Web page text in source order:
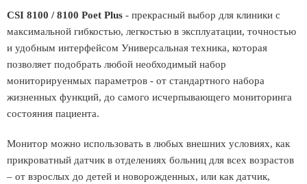
CSI 8100 / 8100 Poet Plus - прекрасный выбор для клиники с
максимальной гибкостью, легкостью в эксплуатации, точностью
и удобным интерфейсом Универсальная техника, которая
позволяет подобрать любой необходимый набор
мониторируенмых параметров - от стандартного набора
жизненных функций, до самого исчерпывающего мониторинга
состояния пациента.
Монитор можно использовать в любых внешних условиях, как
прикроватный датчик в отделениях больниц для всех возрастов
– от взрослых до детей и новорожденных, или как датчик,